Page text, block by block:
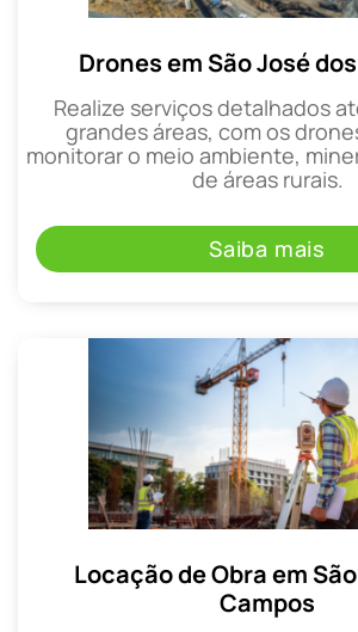
Drones em São José
Realize serviços detalhados
grandes áreas, com os
monitorar o meio ambiente,
de áreas rurais.
Saiba mais
Locação de Obra em
Campos